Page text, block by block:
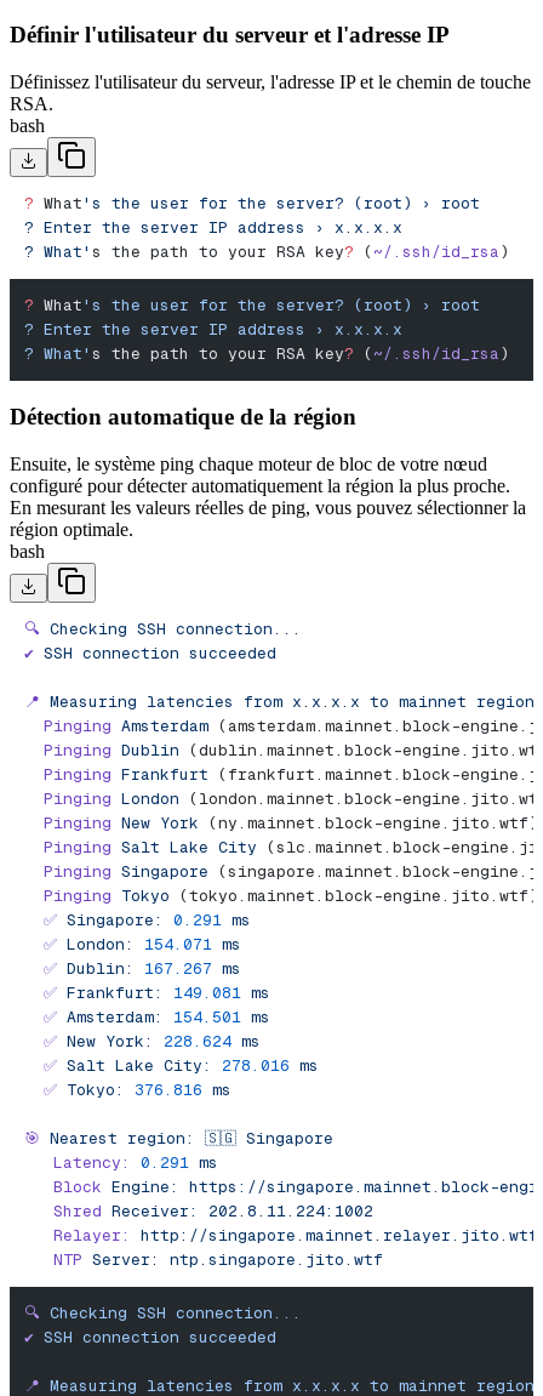
Définir l'utilisateur du serveur et l'adresse IP
Définissez l'utilisateur du serveur, l'adresse IP et le chemin de touche
RSA.
bash
? What's the user for the server? (root) › root
? Enter the server IP address › x.x.x.x
? What' s the path to your RSA key? (~/.ssh/id_rsa)
? What's the user for the server? (root) › root
? Enter the server IP address › x.x.x.x
? What' s the path to your RSA key? ( ~/.ssh/id_rsa)
Détection automatique de la région
Ensuite, le système ping chaque moteur de bloc de votre nœud
configuré pour détecter automatiquement la région la plus proche.
En mesurant les valeurs réelles de ping, vous pouvez sélectionner la
région optimale.
bash
🔍 Checking SSH connection...
✔︎ SSH connection succeeded
📍 Measuring latencies from x.x.x.x to mainnet
  Pinging
Amsterdam (amsterdam.mainnet.block-
  Pinging
Dublin (dublin.mainnet.block-
  Pinging
Frankfurt (frankfurt.mainnet.block-
  Pinging
London (london.mainnet.block-
  Pinging
New York (ny.mainnet.block-
  Pinging
Salt Lake City (slc.mainnet.block-
  Pinging
Singapore (singapore.mainnet.block-
  Pinging
Tokyo (tokyo.mainnet.block-
  ✅
Singapore: 0.291 ms
  ✅
London: 154.071 ms
  ✅
Dublin: 167.267 ms
  ✅
Frankfurt: 149.081 ms
  ✅
Amsterdam: 154.501 ms
  ✅
New York: 228.624 ms
  ✅
Salt Lake City: 278.016 ms
  ✅
Tokyo: 376.816 ms
🎯 Nearest region: 🇸🇬 Singapore
   Latency:
0.291 ms
   Block
Engine:
https://singapore.mainnet.block-
   Shred
Receiver:
202.8.11.224:1002
   Relayer:
http://
   NTP
Server: ntp.singapore.jito.wtf
🔍 Checking SSH connection...
✔︎ SSH connection succeeded
📍 Measuring latencies from x.x.x.x to mainnet